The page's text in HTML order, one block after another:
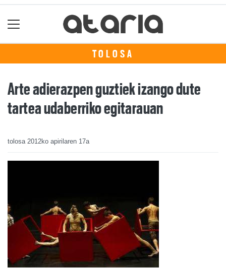
TOLOSA
Arte adierazpen guztiek izango dute
tartea udaberriko egitarauan
tolosa 2012ko apirilaren 17a